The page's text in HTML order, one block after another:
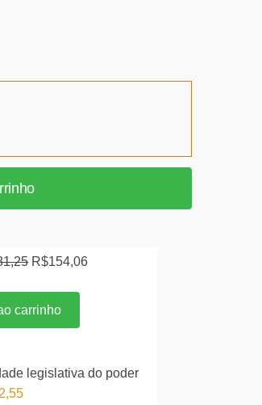
O
R$154,06O
carrinho
legislativa do poder
O